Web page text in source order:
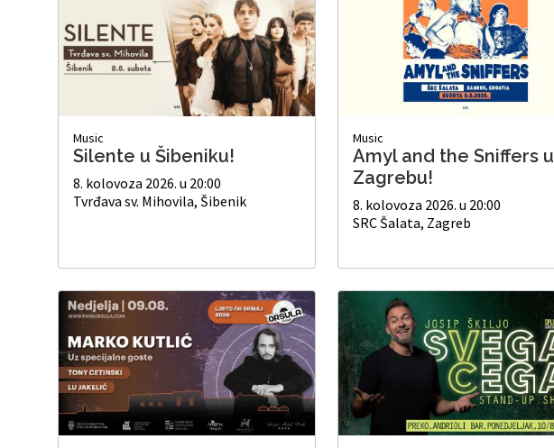
Music
Silente u Šibeniku!
8. kolovoza 2026. u 20:00
Tvrđava sv. Mihovila, Šibenik
Music
Amyl and the Sniffers u
Zagrebu!
8. kolovoza 2026. u 20:00
SRC Šalata, Zagreb